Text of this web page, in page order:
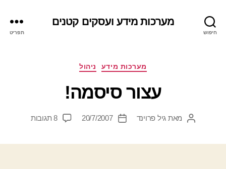
חיפוש
מערכות מידע ועסקים קטנים
תפריט
קטגוריותמערכות מידע ניהול
עצור סיסמה!
המחבר
מאת גיל פרוינד
תאריך20/7/2007 8 תגובות
על